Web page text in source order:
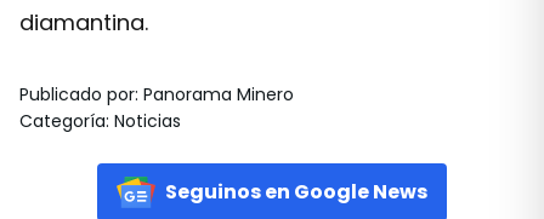
diamantina.
Publicado por: Panorama Minero
Categoría: Noticias
Seguinos en Google News